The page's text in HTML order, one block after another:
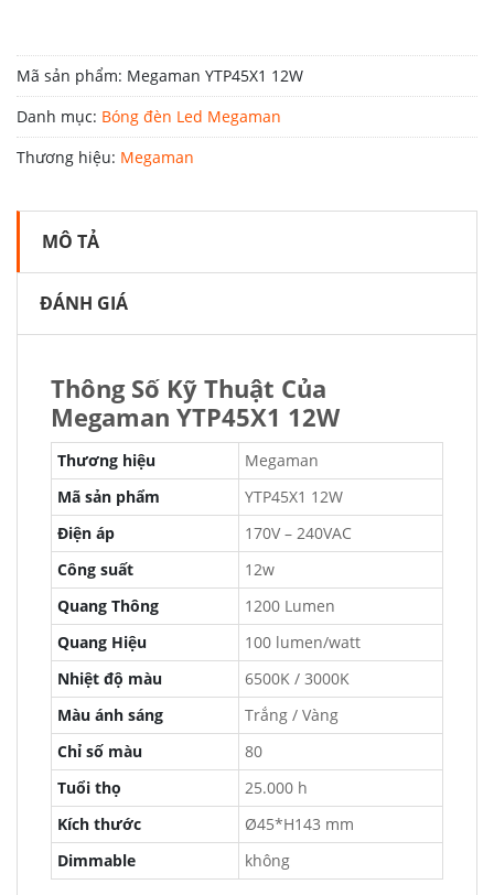
Mã sản phẩm: Megaman YTP45X1 12W
Danh mục: Bóng đèn Led Megaman
Thương hiệu: Megaman
MÔ TẢ
ĐÁNH GIÁ
Thông Số Kỹ Thuật Của
Megaman YTP45X1 12W
Thương hiệu
Megaman
Mã sản phẩm
YTP45X1 12W
Điện áp
170V – 240VAC
Công suất
12w
Quang Thông
1200 Lumen
Quang Hiệu
100 lumen/watt
Nhiệt độ màu
6500K / 3000K
Màu ánh sáng
Trắng / Vàng
Chỉ số màu
80
Tuổi thọ
25.000 h
Kích thước
Ø45*H143 mm
Dimmable
không